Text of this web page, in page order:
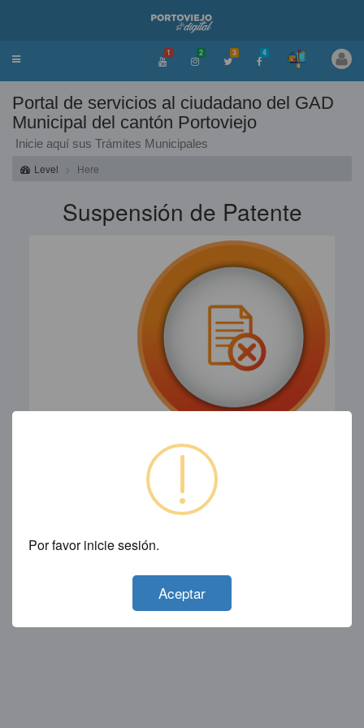
Toggle
1 2 3 4
Portal de servicios al ciudadano del GAD
Municipal del cantón Portoviejo
Inicie aquí sus Trámites Municipales
Level
Here
Suspensión de Patente
Por favor inicie sesión.
Aceptar